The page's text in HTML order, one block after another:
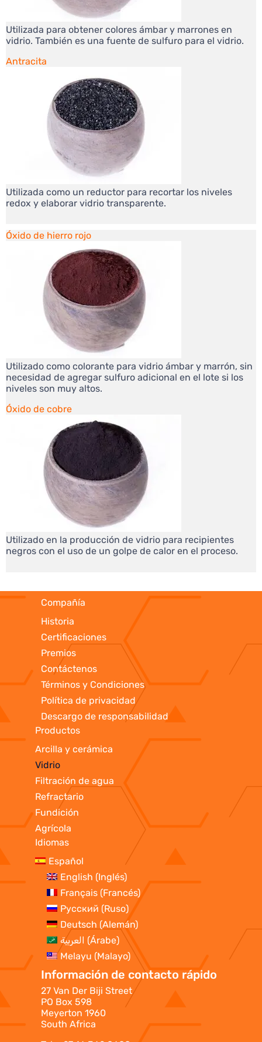
Utilizada para obtener colores ámbar y marrones en
vidrio. También es una fuente de sulfuro para el vidrio.
Antracita
Utilizada como un reductor para recortar los niveles
redox y elaborar vidrio transparente.
Óxido de hierro rojo
Utilizado como colorante para vidrio ámbar y marrón, sin
necesidad de agregar sulfuro adicional en el lote si los
niveles son muy altos.
Óxido de cobre
Utilizado en la producción de vidrio para recipientes
negros con el uso de un golpe de calor en el proceso.
Compañía
Historia
Certificaciones
Premios
Contáctenos
Términos y Condiciones
Política de privacidad
Descargo de responsabilidad
Productos
Arcilla y cerámica
Vidrio
Filtración de agua
Refractario
Fundición
Agrícola
Idiomas
Español
English (Inglés)
Français(Francés)
Русский (Ruso)
Deutsch (Alemán)
العربية (Árabe)
Melayu (Malayo)
Información de contacto rápido
27 Van Der Biji Street
PO Box 598
Meyerton 1960
South Africa